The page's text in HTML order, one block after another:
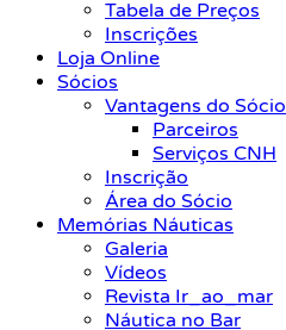
Tabela de Preços
Inscrições
Loja Online
Sócios
Vantagens do Sócio
Parceiros
Serviços CNH
Inscrição
Área do Sócio
Memórias Náuticas
Galeria
Vídeos
Revista Ir_ao_mar
Náutica no Bar